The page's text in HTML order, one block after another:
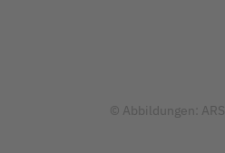
© Abbildungen: ARS